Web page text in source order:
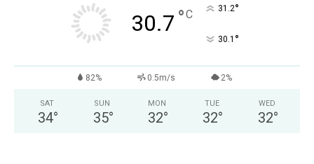
30.7 °C 31.2°
30.1 °
82% 0.5m/s 2%
SAT
34°
SUN
35°
MON
32°
TUE
32°
WED
32°